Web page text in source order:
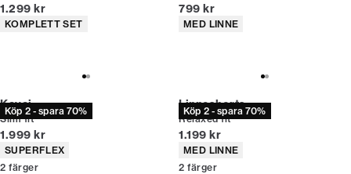
Nuvarande pris
1.299 kr
Produktattribut
KOMPLETT SET
Nuvarande pris
799 kr
Produktattribut
MED LINNE
Köp 2 - spara 70%
Kavaj
Slim fit
Nuvarande pris
1.999 kr
Produktattribut
SUPERFLEX
2 färger
Köp 2 - spara 70%
Linneshorts
Relaxed fit
Nuvarande pris
1.199 kr
Produktattribut
MED LINNE
2 färger